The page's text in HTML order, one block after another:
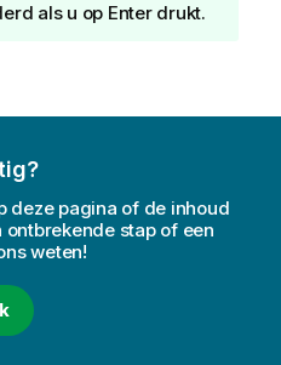
als u op Enter drukt.
deze pagina of de inhoud
stap of een
weten!